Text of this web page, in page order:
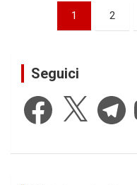
Paginazione
1 2
Seguici
Facebook Telegram